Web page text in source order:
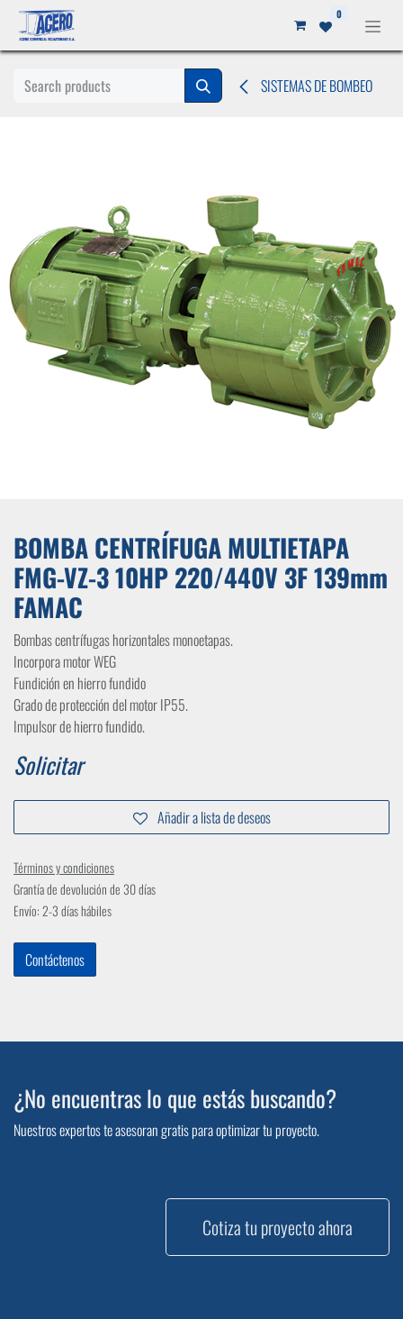
Ir al contenido 0
SISTEMAS DE BOMBEO
BOMBA CENTRÍFUGA MULTIETAPA
FMG-VZ-3 10HP 220/440V 3F 139mm
FAMAC
Bombas centrífugas horizontales monoetapas.
Incorpora motor WEG
Fundición en hierro fundido
Grado de protección del motor IP55.
Impulsor de hierro fundido.
Solicitar
Añadir a lista de deseos
Términos y condiciones
Grantía de devolución de 30 días
Envío: 2-3 días hábiles
Contáctenos
¿No encuentras lo que estás buscando?
Nuestros expertos te asesoran gratis para optimizar tu proyecto.
Cotiza tu proyecto ahora